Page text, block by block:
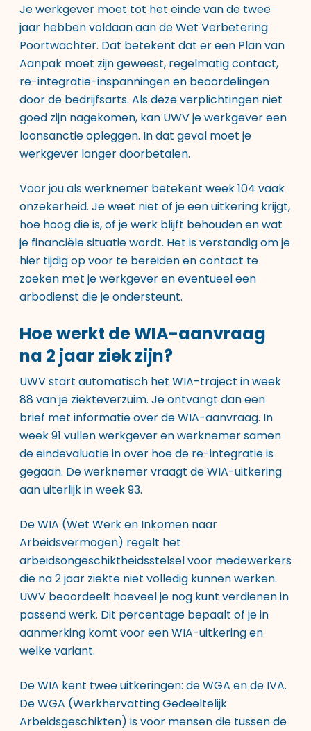
Je werkgever moet tot het einde van de twee
jaar hebben voldaan aan de Wet Verbetering
Poortwachter. Dat betekent dat er een Plan van
Aanpak moet zijn geweest, regelmatig contact,
re-integratie-inspanningen en beoordelingen
door de bedrijfsarts. Als deze verplichtingen niet
goed zijn nagekomen, kan UWV je werkgever een
loonsanctie opleggen. In dat geval moet je
werkgever langer doorbetalen.
Voor jou als werknemer betekent week 104 vaak
onzekerheid. Je weet niet of je een uitkering krijgt,
hoe hoog die is, of je werk blijft behouden en wat
je financiële situatie wordt. Het is verstandig om je
hier tijdig op voor te bereiden en contact te
zoeken met je werkgever en eventueel een
arbodienst die je ondersteunt.
Hoe werkt de WIA-aanvraag
na 2 jaar ziek zijn?
UWV start automatisch het WIA-traject in week
88 van je ziekteverzuim. Je ontvangt dan een
brief met informatie over de WIA-aanvraag. In
week 91 vullen werkgever en werknemer samen
de eindevaluatie in over hoe de re-integratie is
gegaan. De werknemer vraagt de WIA-uitkering
aan uiterlijk in week 93.
De WIA (Wet Werk en Inkomen naar
Arbeidsvermogen) regelt het
arbeidsongeschiktheidsstelsel voor medewerkers
die na 2 jaar ziekte niet volledig kunnen werken.
UWV beoordeelt hoeveel je nog kunt verdienen in
passend werk. Dit percentage bepaalt of je in
aanmerking komt voor een WIA-uitkering en
welke variant.
De WIA kent twee uitkeringen: de WGA en de IVA.
De WGA (Werkhervatting Gedeeltelijk
Arbeidsgeschikten) is voor mensen die tussen de